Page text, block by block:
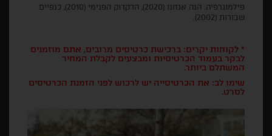
פילמוגרפיה: הנה אנחנו (2020), הדקדוק הפנימי (2010), כנפיים
שבורות (2002).
* לקוחות יקרים: ברכישת כרטיסים מרובים, אתם מוזמנים
לבקר בעמוד הכרטיסיות ומבצעים לקבלת המחיר
המשתלם ביותר.
שימו לב: את הכרטיסייה יש לרכוש לפני הזמנת הכרטיסים
לסרט.